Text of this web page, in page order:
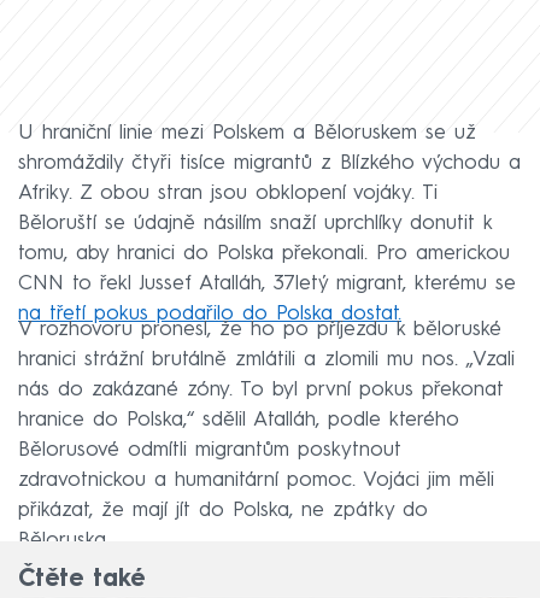
U hraniční linie mezi Polskem a Běloruskem se už
shromáždily čtyři tisíce migrantů z Blízkého východu a
Afriky. Z obou stran jsou obklopení vojáky. Ti
Běloruští se údajně násilím snaží uprchlíky donutit k
tomu, aby hranici do Polska překonali. Pro americkou
CNN to řekl Jussef Atalláh, 37letý migrant, kterému se
na třetí pokus podařilo do Polska dostat.
V rozhovoru pronesl, že ho po příjezdu k běloruské
hranici strážní brutálně zmlátili a zlomili mu nos. „Vzali
nás do zakázané zóny. To byl první pokus překonat
hranice do Polska,“ sdělil Atalláh, podle kterého
Bělorusové odmítli migrantům poskytnout
zdravotnickou a humanitární pomoc. Vojáci jim měli
přikázat, že mají jít do Polska, ne zpátky do
Běloruska.
Čtěte také